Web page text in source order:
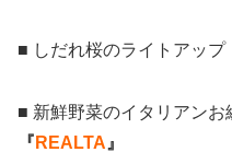
■ しだれ桜のライトアップ
■ 新鮮野菜のイタリアンお
『 REALTA 』